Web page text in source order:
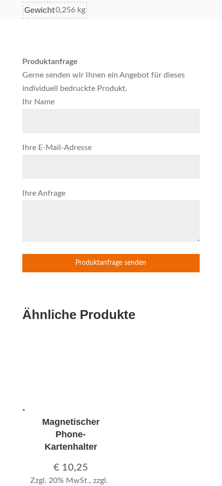
Gewicht0,256 kg
Produktanfrage
Gerne senden wir Ihnen ein Angebot für dieses
individuell bedruckte Produkt.
Ihr Name
Ihre E-Mail-Adresse
Ihre Anfrage
Ähnliche Produkte
Magnetischer
Phone-
Kartenhalter
€ 10,25
Zzgl. 20% MwSt., zzgl.